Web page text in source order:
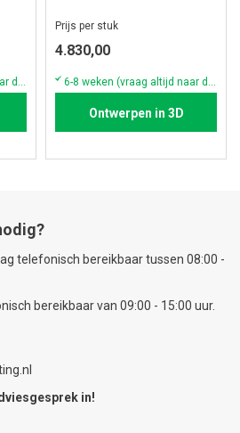
Prijs per stuk
4.830,00
Ontwerpen in 3D
telefonisch bereikbaar tussen 08:00 -
bereikbaar van 09:00 - 15:00 uur.
in!